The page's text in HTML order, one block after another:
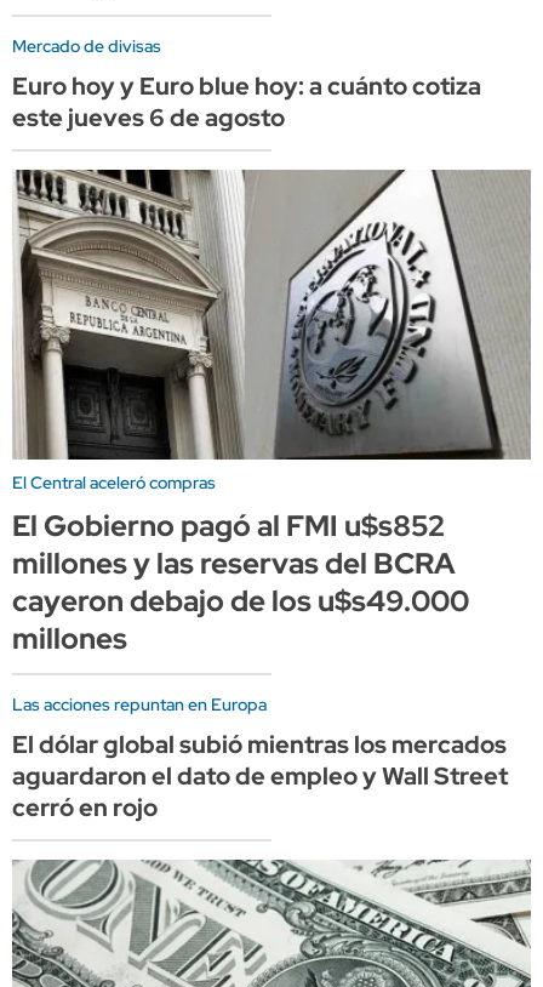
Mercado de divisas
Euro hoy y Euro blue hoy: a cuánto cotiza
este jueves 6 de agosto
El Central aceleró compras
El Gobierno pagó al FMI u$s852
millones y las reservas del BCRA
cayeron debajo de los u$s49.000
millones
Las acciones repuntan en Europa
El dólar global subió mientras los mercados
aguardaron el dato de empleo y Wall Street
cerró en rojo